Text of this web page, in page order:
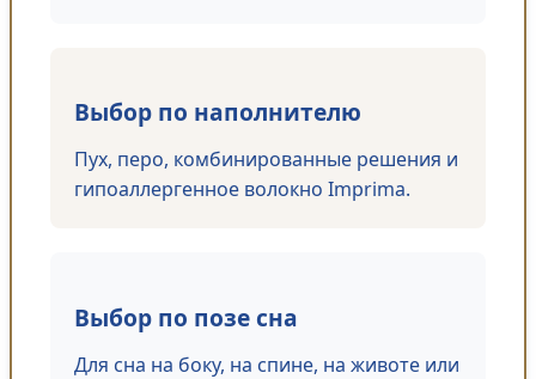
Выбор по наполнителю
Пух, перо, комбинированные решения и
гипоаллергенное волокно Imprima.
Выбор по позе сна
Для сна на боку, на спине, на животе или